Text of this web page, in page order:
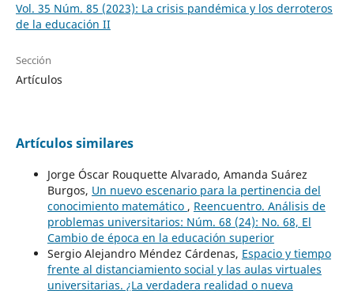
Vol. 35 Núm. 85 (2023): La crisis pandémica y los derroteros
de la educación II
Sección
Artículos
Artículos similares
Jorge Óscar Rouquette Alvarado, Amanda Suárez
Burgos, Un nuevo escenario para la pertinencia del
conocimiento matemático , Reencuentro. Análisis de
problemas universitarios: Núm. 68 (24): No. 68, El
Cambio de época en la educación superior
Sergio Alejandro Méndez Cárdenas, Espacio y tiempo
frente al distanciamiento social y las aulas virtuales
universitarias. ¿La verdadera realidad o nueva